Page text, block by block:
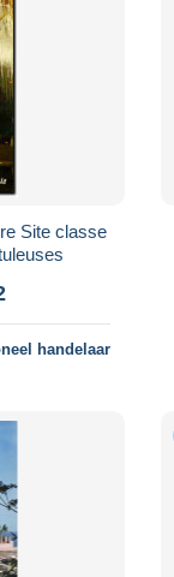
Site classe
handelaar